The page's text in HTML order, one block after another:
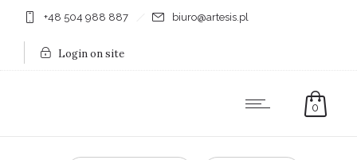
+48 504 988 887 biuro@artesis.pl
Login on site
0